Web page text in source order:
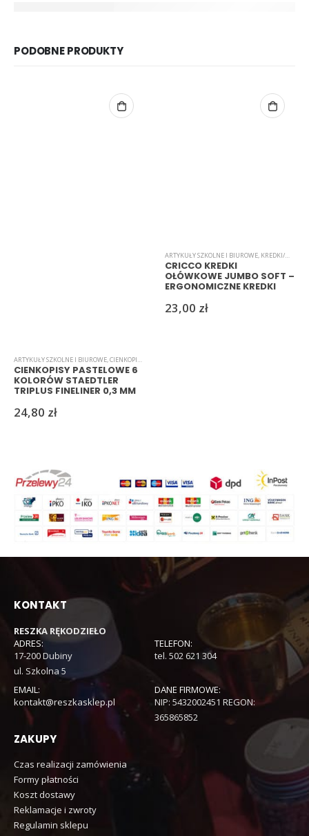
PODOBNE PRODUKTY
ARTYKUŁY SZKOLNE I BIUROWE,CIENKOPISY
CIENKOPISY PASTELOWE 6
KOLORÓW STAEDTLER
TRIPLUS FINELINER 0,3 MM
24,80 zł
ARTYKUŁY SZKOLNE I BIUROWE, KREDKI/MARKERY/PISAKI
CRICCO KREDKI
OŁÓWKOWE JUMBO SOFT –
ERGONOMICZNE KREDKI
23,00 zł
KONTAKT
RESZKA RĘKODZIEŁO
ADRES:
17-200 Dubiny
ul. Szkolna 5
TELEFON:
tel. 502 621 304
EMAIL:
kontakt@reszkasklep.pl
DANE FIRMOWE:
NIP: 5432002451 REGON:
365865852
ZAKUPY
Czas realizacji zamówienia
Formy płatności
Koszt dostawy
Reklamacje i zwroty
Regulamin sklepu